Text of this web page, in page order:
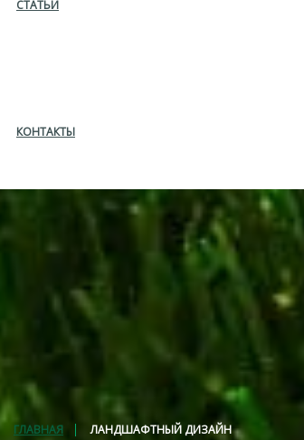
СТАТЬИ
КОНТАКТЫ
ГЛАВНАЯ ЛАНДШАФТНЫЙ ДИЗАЙН